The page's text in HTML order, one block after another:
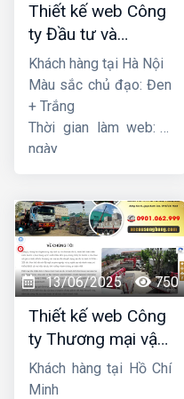
Thiết kế web Công
ty Đầu tư và
Thương mại Five-
Star
Khách hàng tại Hà Nội
Màu sắc chủ đạo: Đen
+ Trắng
Thời gian làm web: 7
ngày
13/06/2025 750
Thiết kế web Công
ty Thương mại vận
tải Song Bằng
Khách hàng tại Hồ Chí
Minh